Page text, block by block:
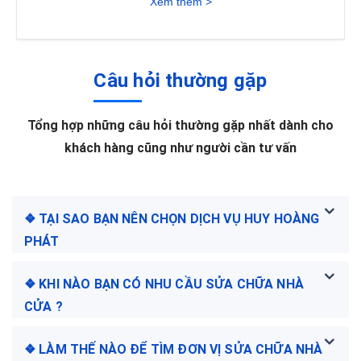
Câu hỏi thường gặp
Tổng hợp những câu hỏi thường gặp nhất dành cho
khách hàng cũng như người cần tư vấn
❖ TẠI SAO BẠN NÊN CHỌN DỊCH VỤ HUY HOÀNG
PHÁT
❖ KHI NÀO BẠN CÓ NHU CẦU SỬA CHỮA NHÀ
CỬA ?
❖ LÀM THẾ NÀO ĐỂ TÌM ĐƠN VỊ SỬA CHỮA NHÀ